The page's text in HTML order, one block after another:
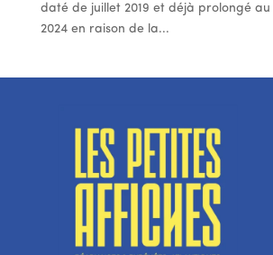
daté de juillet 2019 et déjà prolongé au
2024 en raison de la...